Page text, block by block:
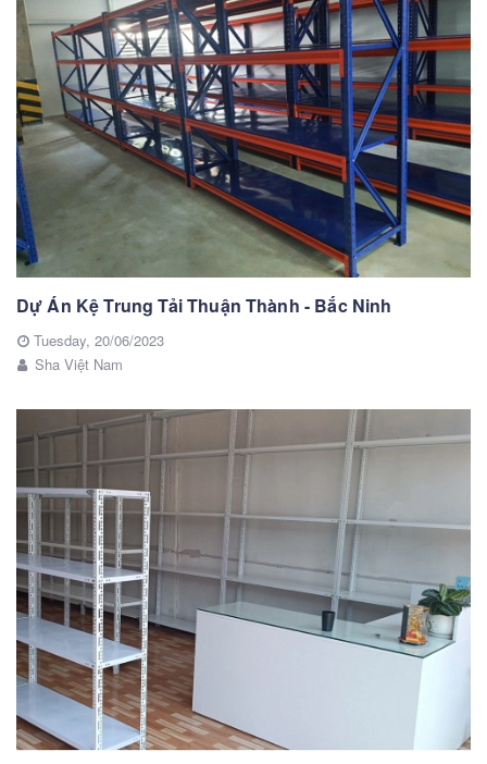
Dự Án Kệ Trung Tải Thuận Thành - Bắc Ninh
Tuesday, 20/06/2023
Sha Việt Nam